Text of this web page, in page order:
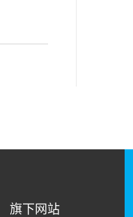
旗下网站